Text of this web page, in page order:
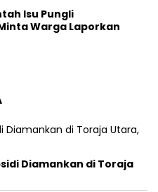
Isu Pungli
Warga Laporkan
Diamankan di Toraja